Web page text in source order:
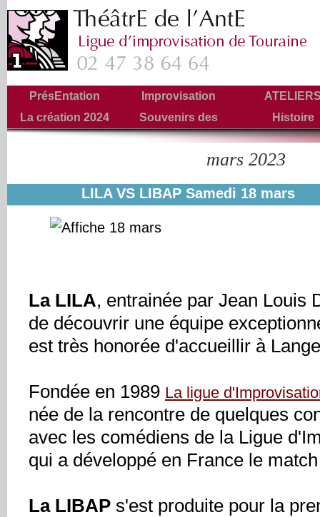
PrésEntation Improvisation
La création 2024
Souvenirs des
Tournées
Histoire
mars 2023
LILA VS LIBAP Samedi 18 mars
La LILA, entrainée par Jean Louis
de découvrir une équipe
est très honorée d'accueillir à
Fondée en 1989 La ligue
née de la rencontre de quelques
avec les comédiens de la Ligue
qui a développé en France le
La LIBAP s'est produite pour la